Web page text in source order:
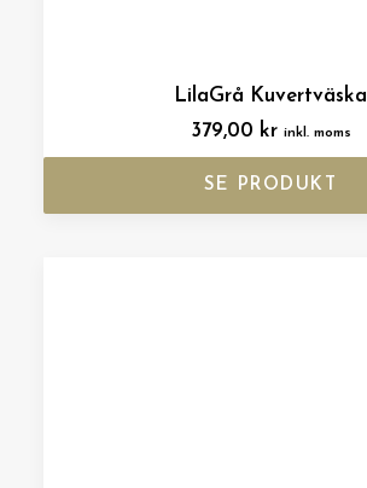
LilaGrå Kuvertväska
379,00 kr inkl. moms
SE PRODUKT